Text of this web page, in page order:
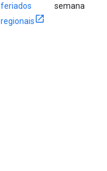
feriados
regionais
semana